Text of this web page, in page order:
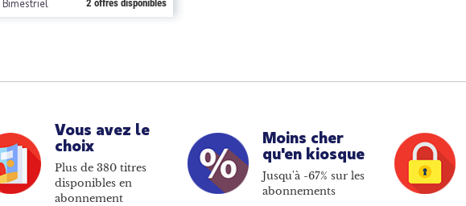
Bimestriel 2 offres disponibles
Vous avez le
choix
Plus de 380 titres
disponibles en
abonnement
Moins cher
qu'en kiosque
Jusqu'à -67% sur les
abonnements